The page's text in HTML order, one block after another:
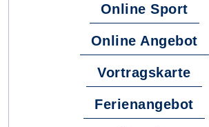
Online Sport
Online Angebot
Vortragskarte
Ferienangebot